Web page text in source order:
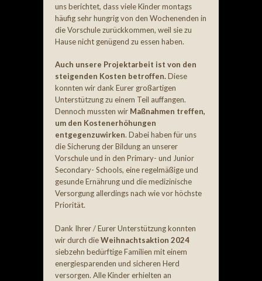
uns berichtet, dass viele Kinder montags
häufig sehr hungrig von den Wochenenden in
die Vorschule zurückkommen, weil sie zu
Hause nicht genügend zu essen haben.
Auch unsere Projektarbeit ist von den
steigenden Kosten betroffen.Diese
konnten wir dank Eurer großartigen
Unterstützung zu einem Teil auffangen.
Dennoch mussten wir Maßnahmen treffen,
um den Kostenerhöhungen
entgegenzuwirken. Dabei haben für uns
die Sicherung der Bildung an unserer
Vorschule und in den Primary- und Junior
Secondary- Schools, eine regelmäßige und
gesunde Ernährung und die medizinische
Versorgung allerdings nach wie vor höchste
Priorität.
Dank Ihrer / Eurer Unterstützung konnten
wir durch dieWeihnachtsaktion 2024
siebzehn bedürftige Familien mit einem
energiesparenden und sicheren Herd
versorgen. Alle Kinder erhielten an